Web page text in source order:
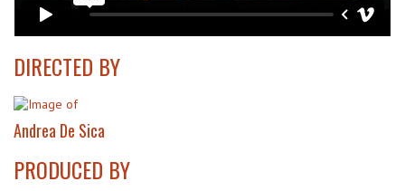
DIRECTED BY
Andrea De Sica
PRODUCED BY